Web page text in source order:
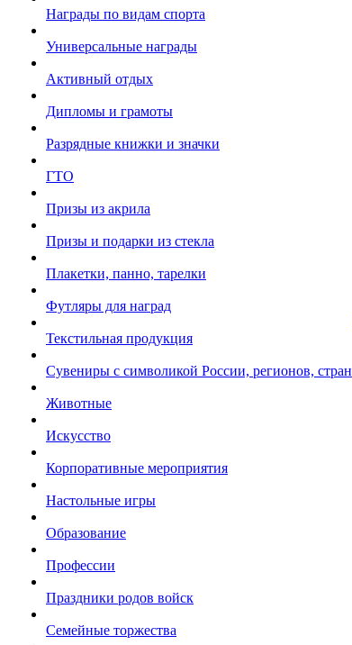
Награды по видам спорта
Универсальные награды
Активный отдых
Дипломы и грамоты
Разрядные книжки и значки
ГТО
Призы из акрила
Призы и подарки из стекла
Плакетки, панно, тарелки
Футляры для наград
Текстильная продукция
Сувениры с символикой России, регионов, стран
Животные
Искусство
Корпоративные мероприятия
Настольные игры
Образование
Профессии
Праздники родов войск
Семейные торжества